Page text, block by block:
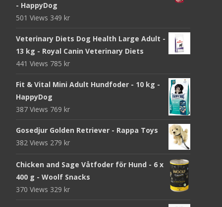
- HappyDog
501 Views 349 kr
Veterinary Diets Dog Health Large Adult -
13 kg - Royal Canin Veterinary Diets
441 Views 785 kr
Fit & Vital Mini Adult Hundfoder - 10 kg -
HappyDog
387 Views 769 kr
Gosedjur Golden Retriever - Rappa Toys
382 Views 279 kr
Chicken and Sage Våtfoder för Hund - 6 x
400 g - Woolf Snacks
370 Views 329 kr